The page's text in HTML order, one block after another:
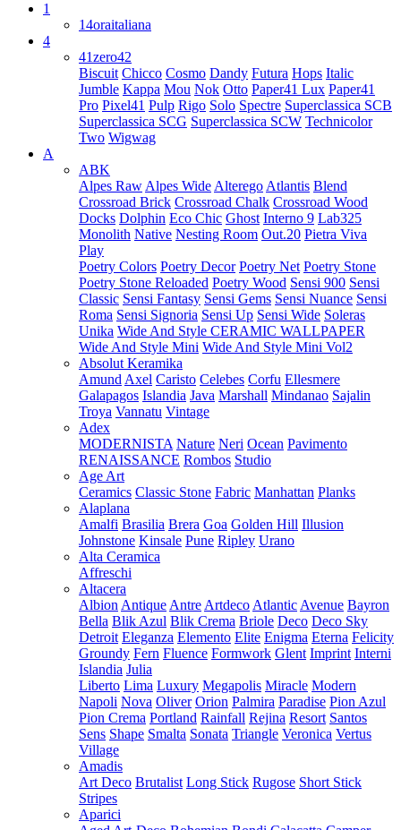
1
14oraitaliana
4
41zero42
Biscuit Chicco Cosmo Dandy Futura Hops Italic
Jumble Kappa Mou Nok Otto Paper41 Lux Paper41
Pro Pixel41 Pulp Rigo Solo Spectre Superclassica SCB
Superclassica SCG Superclassica SCW Technicolor
Two Wigwag
A
ABK
Alpes Raw Alpes Wide Alterego Atlantis Blend
Crossroad Brick Crossroad Chalk Crossroad Wood
Docks Dolphin Eco Chic Ghost Interno 9 Lab325
Monolith Native Nesting Room Out.20 Pietra Viva
Play
Poetry Colors Poetry Decor Poetry Net Poetry Stone
Poetry Stone Reloaded Poetry Wood Sensi 900 Sensi
Classic Sensi Fantasy Sensi Gems Sensi Nuance Sensi
Roma Sensi Signoria Sensi Up Sensi Wide Soleras
Unika Wide And Style CERAMIC WALLPAPER
Wide And Style Mini Wide And Style Mini Vol2
Absolut Keramika
Amund Axel Caristo Celebes Corfu Ellesmere
Galapagos Islandia Java Marshall Mindanao Sajalin
Troya Vannatu Vintage
Adex
MODERNISTA Nature Neri Ocean Pavimento
RENAISSANCE Rombos Studio
Age Art
Ceramics Classic Stone Fabric Manhattan Planks
Alaplana
Amalfi Brasilia Brera Goa Golden Hill Illusion
Johnstone Kinsale Pune Ripley Urano
Alta Ceramica
Affreschi
Altacera
Albion Antique Antre Artdeco Atlantic Avenue Bayron
Bella Blik Azul Blik Crema Briole Deco Deco Sky
Detroit Eleganza Elemento Elite Enigma Eterna Felicity
Groundy Fern Fluence Formwork Glent Imprint Interni
Islandia Julia
Liberto Lima Luxury Megapolis Miracle Modern
Napoli Nova Oliver Orion Palmira Paradise Pion Azul
Pion Crema Portland Rainfall Rejina Resort Santos
Sens Shape Smalta Sonata Triangle Veronica Vertus
Village
Amadis
Art Deco Brutalist Long Stick Rugose Short Stick
Stripes
Aparici